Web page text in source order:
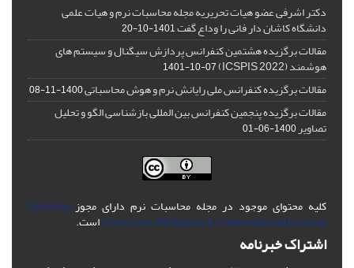
دکتر اشرفی عضو هیات تحریریه مجله محاسبات نرم و هیات علمی
دانشگاه کاشان دار فانی را وداع گفت1401-10-20
مقالات برگزیده هشتمین کنفرانس پردازش سیگنال و سیستم های
هوشمند (ICSPIS 2022) 1401-10-07
مقالات برگزیده کنفرانس ملی رایانش نرم و هوش محاسباتی1400-11-08
مقالات برگزیده پنجمین کنفرانس بین المللی بازشناسی الگو و تحلیل
تصاویر1400-06-01
کلیه محتوای موجود در مجله محاسبات نرم دارای مجوز Creative
Commons Attribution 4.0 International Licenseاست.
اشتراک خبرنامه